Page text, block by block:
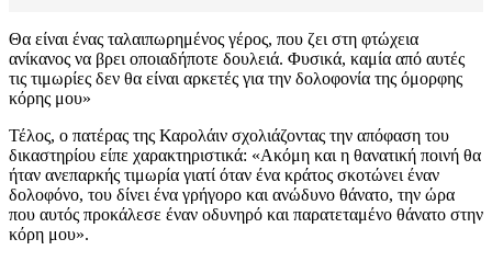
Θα είναι ένας ταλαιπωρημένος γέρος, που ζει στη φτώχεια
ανίκανος να βρει οποιαδήποτε δουλειά. Φυσικά, καμία από αυτές
τις τιμωρίες δεν θα είναι αρκετές για την δολοφονία της όμορφης
κόρης μου»
Τέλος, ο πατέρας της Καρολάιν σχολιάζοντας την απόφαση του
δικαστηρίου είπε χαρακτηριστικά: «Ακόμη και η θανατική ποινή θα
ήταν ανεπαρκής τιμωρία γιατί όταν ένα κράτος σκοτώνει έναν
δολοφόνο, του δίνει ένα γρήγορο και ανώδυνο θάνατο, την ώρα
που αυτός προκάλεσε έναν οδυνηρό και παρατεταμένο θάνατο στην
κόρη μου».